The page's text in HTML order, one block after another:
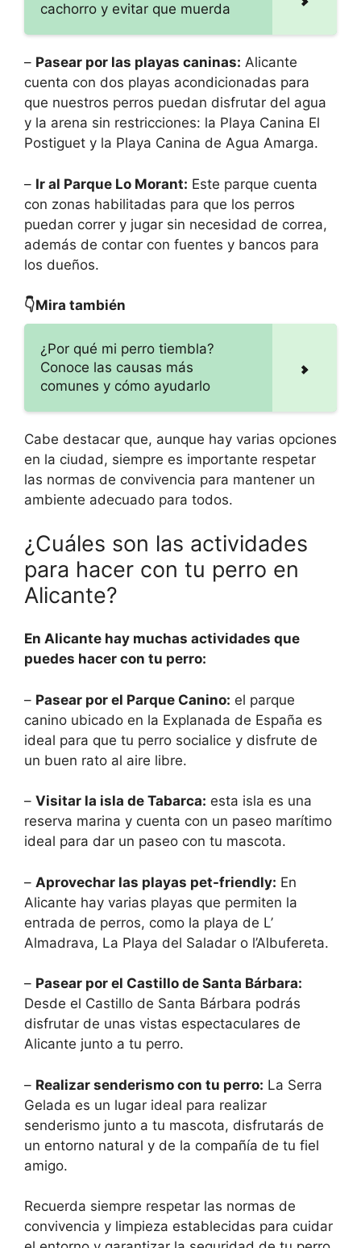
cachorro y evitar que muerda
– Pasear por las playas caninas: Alicante
cuenta con dos playas acondicionadas para
que nuestros perros puedan disfrutar del agua
y la arena sin restricciones: la Playa Canina El
Postiguet y la Playa Canina de Agua Amarga.
– Ir al Parque Lo Morant: Este parque cuenta
con zonas habilitadas para que los perros
puedan correr y jugar sin necesidad de correa,
además de contar con fuentes y bancos para
los dueños.
👇Mira también
¿Por qué mi perro tiembla?
Conoce las causas más
comunes y cómo ayudarlo
Cabe destacar que, aunque hay varias opciones
en la ciudad, siempre es importante respetar
las normas de convivencia para mantener un
ambiente adecuado para todos.
¿Cuáles son las actividades
para hacer con tu perro en
Alicante?
En Alicante hay muchas actividades que
puedes hacer con tu perro:
– Pasear por el Parque Canino: el parque
canino ubicado en la Explanada de España es
ideal para que tu perro socialice y disfrute de
un buen rato al aire libre.
– Visitar la isla de Tabarca: esta isla es una
reserva marina y cuenta con un paseo marítimo
ideal para dar un paseo con tu mascota.
– Aprovechar las playas pet-friendly: En
Alicante hay varias playas que permiten la
entrada de perros, como la playa de L’
Almadrava, La Playa del Saladar o l’Albufereta.
– Pasear por el Castillo de Santa Bárbara:
Desde el Castillo de Santa Bárbara podrás
disfrutar de unas vistas espectaculares de
Alicante junto a tu perro.
– Realizar senderismo con tu perro: La Serra
Gelada es un lugar ideal para realizar
senderismo junto a tu mascota, disfrutarás de
un entorno natural y de la compañía de tu fiel
amigo.
Recuerda siempre respetar las normas de
convivencia y limpieza establecidas para cuidar